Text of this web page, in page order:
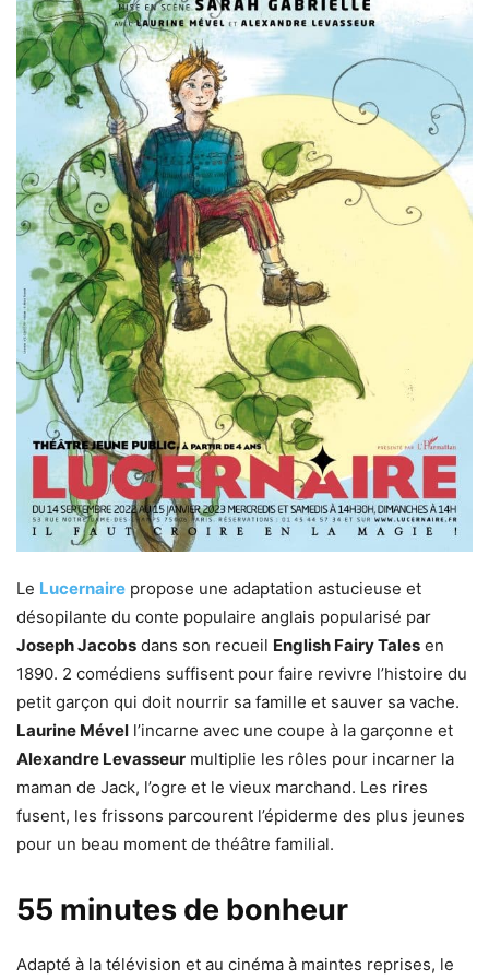
Le Lucernaire propose une adaptation astucieuse et
désopilante du conte populaire anglais popularisé par
Joseph Jacobs dans son recueil English Fairy Tales en
1890. 2 comédiens suffisent pour faire revivre l’histoire du
petit garçon qui doit nourrir sa famille et sauver sa vache.
Laurine Mével l’incarne avec une coupe à la garçonne et
Alexandre Levasseur multiplie les rôles pour incarner la
maman de Jack, l’ogre et le vieux marchand. Les rires
fusent, les frissons parcourent l’épiderme des plus jeunes
pour un beau moment de théâtre familial.
55 minutes de bonheur
Adapté à la télévision et au cinéma à maintes reprises, le